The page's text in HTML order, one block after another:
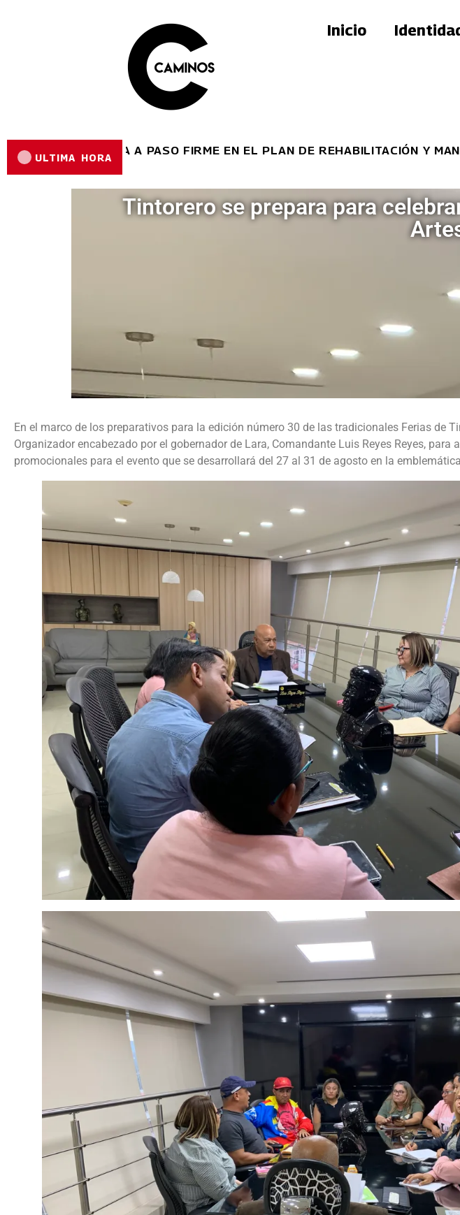
Inicio
ULTIMA HORA
AVANZA A PASO FIRME EN EL PLAN DE REHABILITACIÓN Y
Tintorero se prepara para
En el marco de los preparativos para la edición número 30 de las tradicionales Ferias de
Organizador encabezado por el gobernador de Lara, Comandante Luis Reyes Reyes,
promocionales para el evento que se desarrollará del 27 al 31 de agosto en la